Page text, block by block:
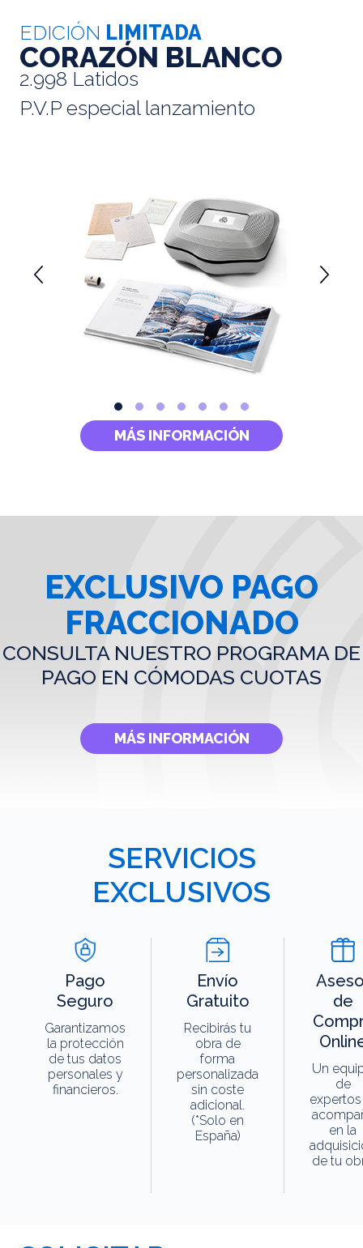
EDICIÓN LIMITADA
CORAZÓN BLANCO
2.998 Latidos
P.V.P especial lanzamiento
MÁS INFORMACIÓN
EXCLUSIVO PAGO
FRACCIONADO
CONSULTA NUESTRO PROGRAMA DE
PAGO EN CÓMODAS CUOTAS
MÁS INFORMACIÓN
SERVICIOS
EXCLUSIVOS
Pago
Seguro
Garantizamos
la protección
de tus datos
personales y
financieros.
Envío
Gratuito
Recibirás tu
obra de
forma
personalizada
sin coste
adicional.
(*Solo en
España)
de
Un
de
en la
de tu